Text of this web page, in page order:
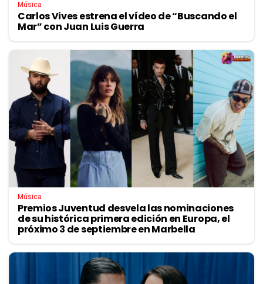
Música
Carlos Vives estrena el vídeo de “Buscando el
Mar” con Juan Luis Guerra
Música
Premios Juventud desvela las nominaciones
de su histórica primera edición en Europa, el
próximo 3 de septiembre en Marbella